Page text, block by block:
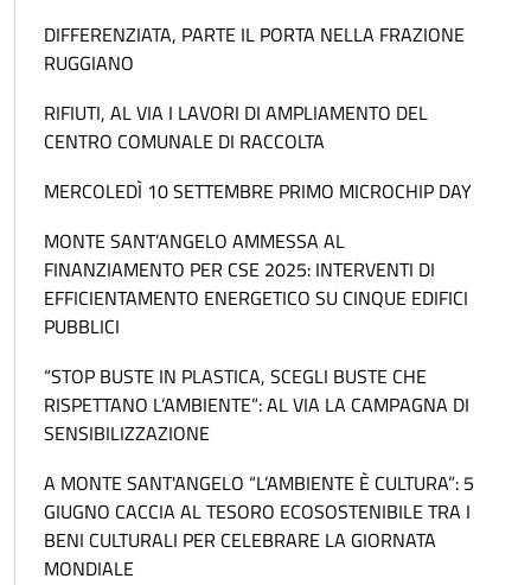
DIFFERENZIATA, PARTE IL PORTA NELLA FRAZIONE
RUGGIANO
RIFIUTI, AL VIA I LAVORI DI AMPLIAMENTO DEL
CENTRO COMUNALE DI RACCOLTA
MERCOLEDÌ 10 SETTEMBRE PRIMO MICROCHIP DAY
MONTE SANT’ANGELO AMMESSA AL
FINANZIAMENTO PER CSE 2025: INTERVENTI DI
EFFICIENTAMENTO ENERGETICO SU CINQUE EDIFICI
PUBBLICI
“STOP BUSTE IN PLASTICA, SCEGLI BUSTE CHE
RISPETTANO L’AMBIENTE”: AL VIA LA CAMPAGNA DI
SENSIBILIZZAZIONE
A MONTE SANT'ANGELO “L’AMBIENTE È CULTURA”: 5
GIUGNO CACCIA AL TESORO ECOSOSTENIBILE TRA I
BENI CULTURALI PER CELEBRARE LA GIORNATA
MONDIALE